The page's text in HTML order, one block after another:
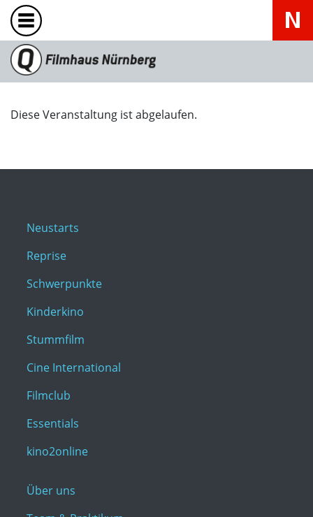
Diese Veranstaltung ist abgelaufen.
Neustarts
Reprise
Schwerpunkte
Kinderkino
Stummfilm
Cine International
Filmclub
Essentials
kino2online
Über uns